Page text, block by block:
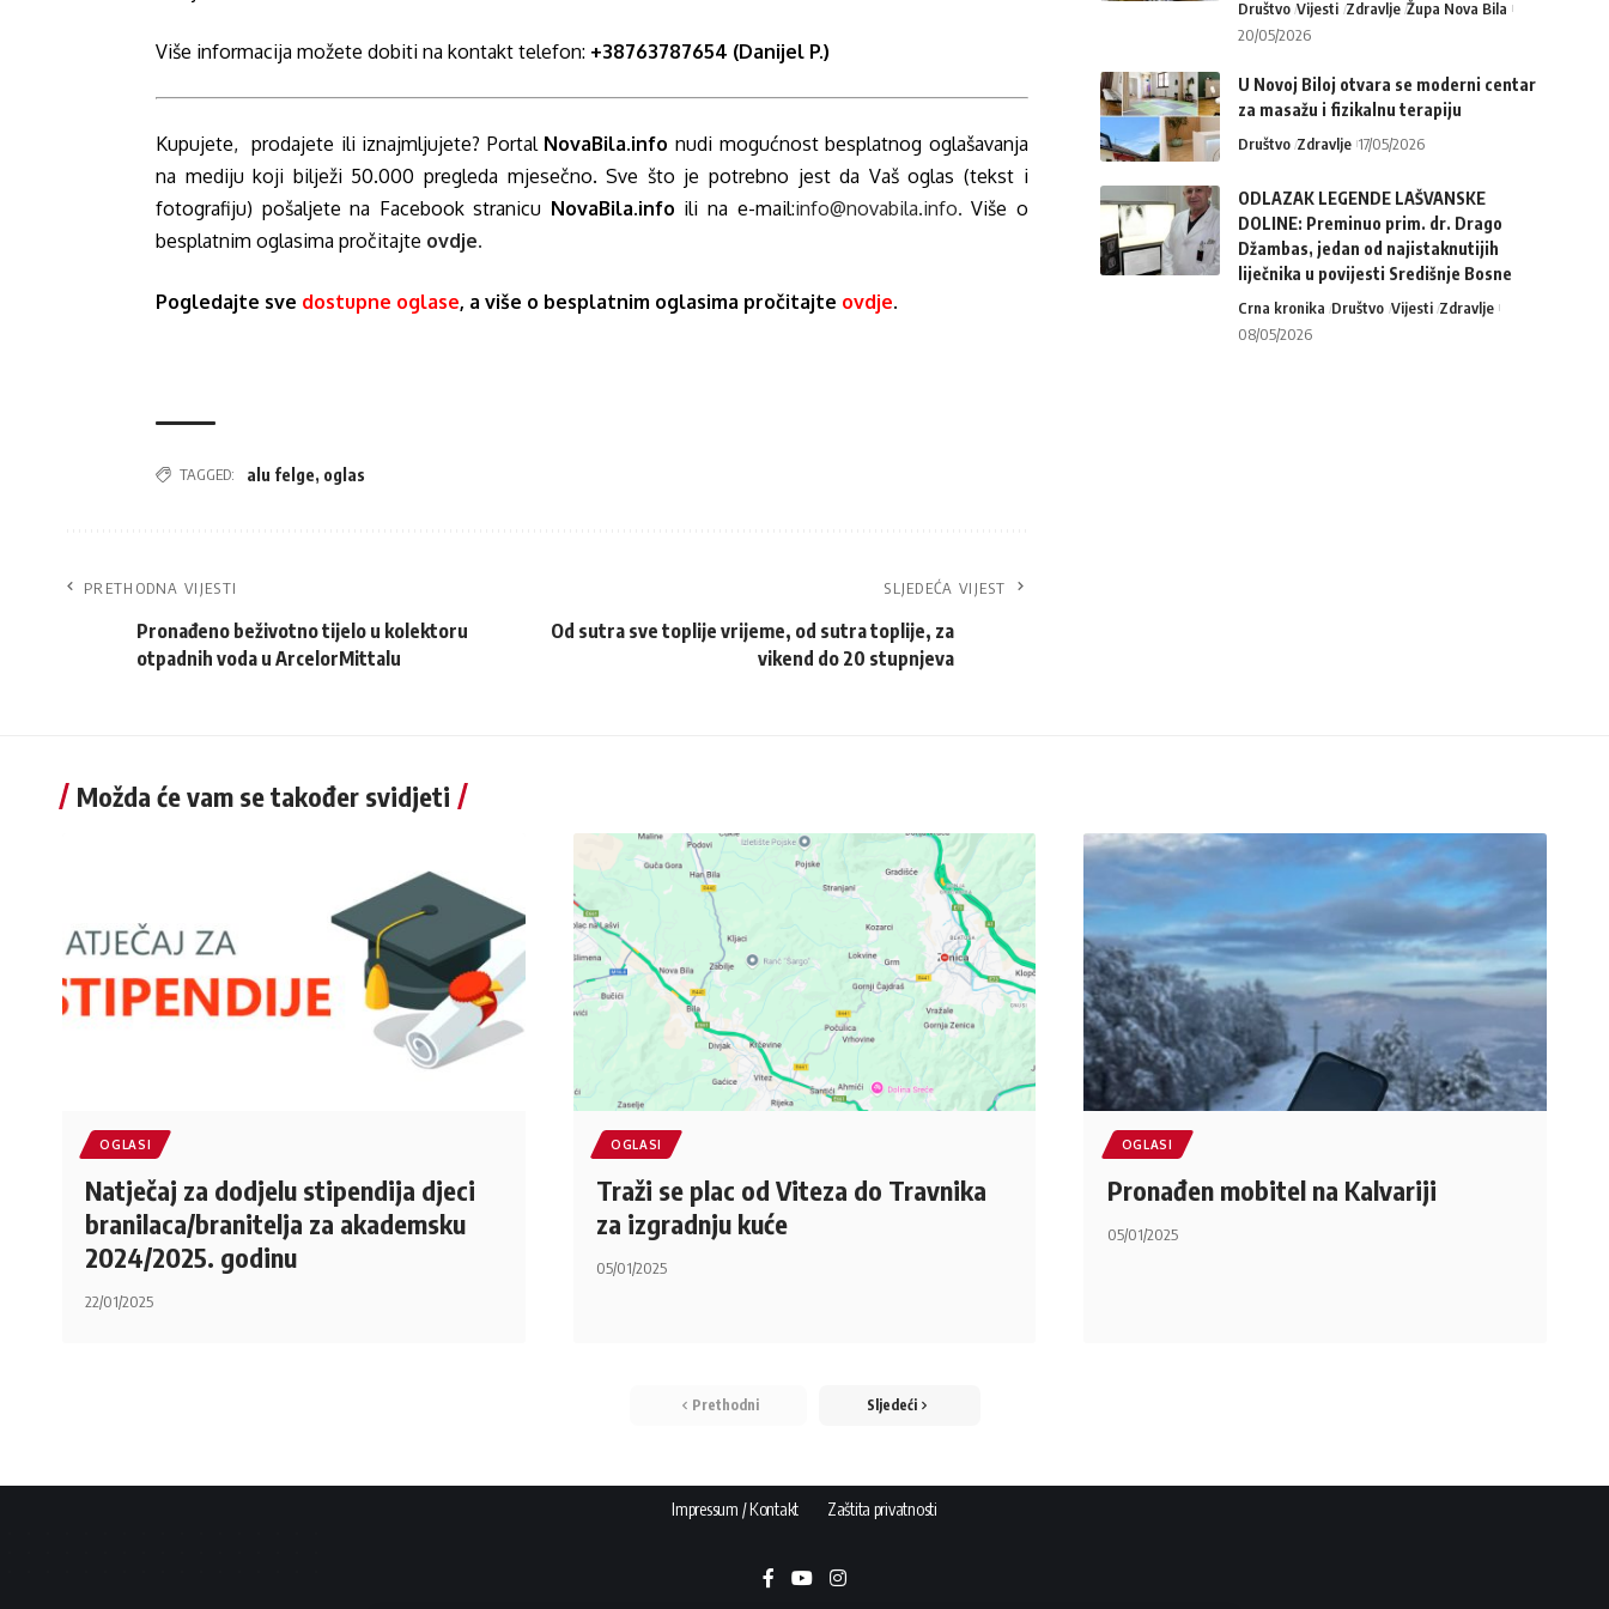
Više informacija možete dobiti na kontakt telefon: +38763787654 (Danijel P.)
Kupujete, prodajete ili iznajmljujete? Portal NovaBila.info nudi mogućnost besplatnog oglašavanja
na mediju koji bilježi 50.000 pregleda mjesečno. Sve što je potrebno jest da Vaš oglas (tekst i
fotografiju) pošaljete na Facebook stranicu NovaBila.info ili na e-mail:info@novabila.info.Više o
besplatnim oglasima pročitajte ovdje.
Pogledajte sve dostupne oglase, a više o besplatnim oglasima pročitajte ovdje.
TAGGED: alu felge, oglas
PRETHODNA VIJESTI
Pronađeno beživotno tijelo u kolektoru
otpadnih voda u ArcelorMittalu
SLJEDEĆA VIJEST
Od sutra sve toplije vrijeme, od sutra toplije, za
vikend do 20 stupnjeva
Društvo Vijesti Zdravlje Župa Nova Bila
20/05/2026
U Novoj Biloj otvara se moderni centar
za masažu i fizikalnu terapiju
Društvo Zdravlje 17/05/2026
ODLAZAK LEGENDE LAŠVANSKE
DOLINE: Preminuo prim. dr. Drago
Džambas, jedan od najistaknutijih
liječnika u povijesti Središnje Bosne
Crna kronika Društvo Vijesti Zdravlje
08/05/2026
Možda će vam se također svidjeti
OGLASI
Natječaj za dodjelu stipendija djeci
branilaca/branitelja za akademsku
2024/2025. godinu
22/01/2025
OGLASI
Traži se plac od Viteza do Travnika
za izgradnju kuće
05/01/2025
OGLASI
Pronađen mobitel na Kalvariji
05/01/2025
Prethodni Sljedeći
Impressum / Kontakt Zaštita privatnosti